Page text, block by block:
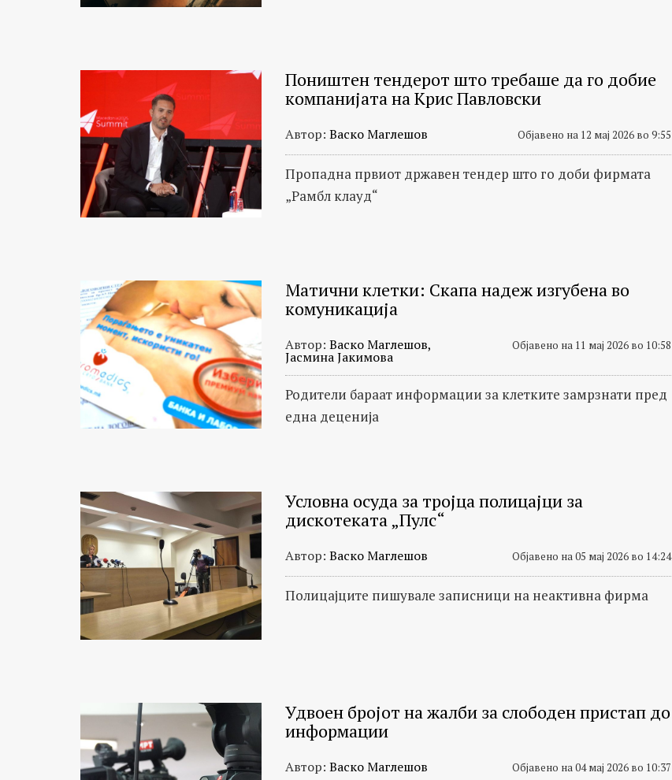
Поништен тендерот што требаше да го добие
компанијата на Крис Павловски
Автор: Васко Маглешов Објавено на 12 мај 2026 во 9:55
Пропадна првиот државен тендер што го доби фирмата
„Рамбл клауд“
Матични клетки: Скапа надеж изгубена во
комуникација
Автор: Васко Маглешов,
Јасмина Јакимова
Објавено на 11 мај 2026 во 10:58
Родители бараат информации за клетките замрзнати пред
една деценија
Условна осуда за тројца полицајци за
дискотеката „Пулс“
Автор: Васко Маглешов Објавено на 05 мај 2026 во 14:24
Полицајците пишувале записници на неактивна фирма
Удвоен бројoт на жалби за слободен пристап до
информации
Автор: Васко Маглешов Објавено на 04 мај 2026 во 10:37